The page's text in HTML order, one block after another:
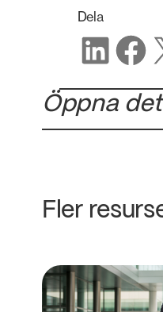
Dela
Dela på LinkedIn Dela på Facebook
Öppna
Fler